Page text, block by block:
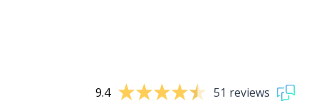
9.4 51 reviews